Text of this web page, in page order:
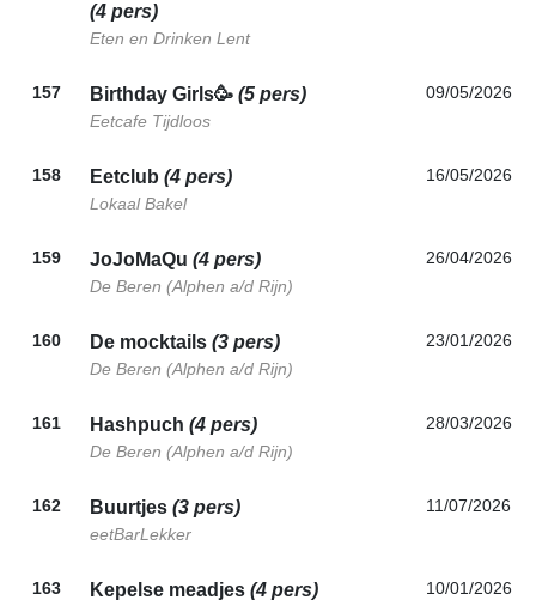
(4 pers)
Eten en Drinken Lent
157 Birthday Girls🥳 (5 pers)
Eetcafe Tijdloos
09/05/2026
158 Eetclub (4 pers)
Lokaal Bakel
16/05/2026
159 JoJoMaQu (4 pers)
De Beren (Alphen a/d Rijn)
26/04/2026
160 De mocktails (3 pers)
De Beren (Alphen a/d Rijn)
23/01/2026
161 Hashpuch (4 pers)
De Beren (Alphen a/d Rijn)
28/03/2026
162 Buurtjes (3 pers)
eetBarLekker
11/07/2026
163 Kepelse meadjes (4 pers) 10/01/2026